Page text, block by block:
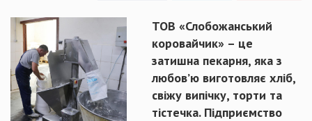
ТОВ «Слобожанський
коровайчик» – це
затишна пекарня, яка з
любов’ю виготовляє хліб,
свіжу випічку, торти та
тістечка. Підприємство